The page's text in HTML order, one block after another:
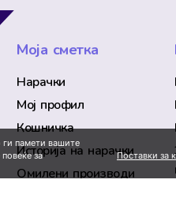
Моја сметка
Нарачки
Мој профил
Кошничка
Историја на нарачки
Омилени производи
ги памети вашите
за
Поставки за